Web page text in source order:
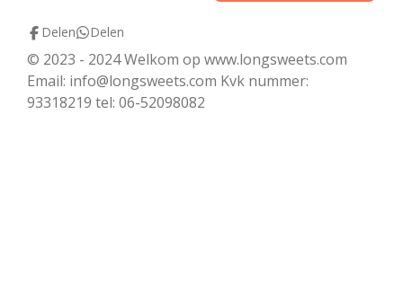
Delen Delen
© 2023 - 2024 Welkom op www.longsweets.com
Email: info@longsweets.com Kvk nummer:
93318219 tel: 06-52098082